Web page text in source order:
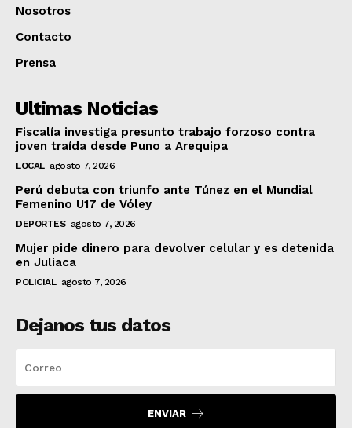
Nosotros
Contacto
Prensa
Ultimas Noticias
Fiscalía investiga presunto trabajo forzoso contra
joven traída desde Puno a Arequipa
LOCAL agosto 7, 2026
Perú debuta con triunfo ante Túnez en el Mundial
Femenino U17 de Vóley
DEPORTES agosto 7, 2026
Mujer pide dinero para devolver celular y es detenida
en Juliaca
POLICIAL agosto 7, 2026
Dejanos tus datos
ENVIAR